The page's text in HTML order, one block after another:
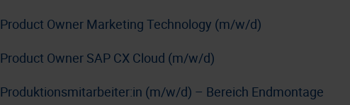
Product Owner Marketing Technology (m/w/d)
Product Owner SAP CX Cloud (m/w/d)
Produktionsmitarbeiter:in (m/w/d) – Bereich Endmontage